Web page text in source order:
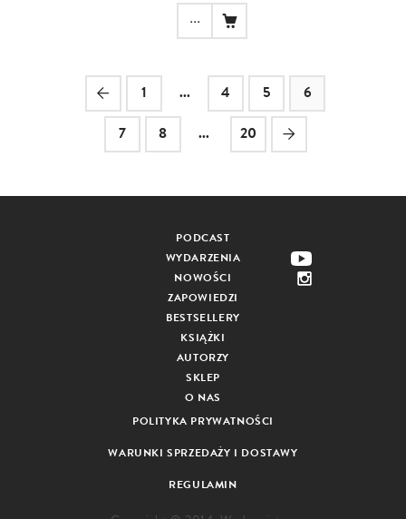
...
1 ... 4 5
6
7
8 ... 20
PODCAST
WYDARZENIA
NOWOŚCI
ZAPOWIEDZI
BESTSELLERY
KSIĄŻKI
AUTORZY
SKLEP
O NAS
POLITYKA PRYWATNOŚCI
WARUNKI SPRZEDAŻY I DOSTAWY
REGULAMIN